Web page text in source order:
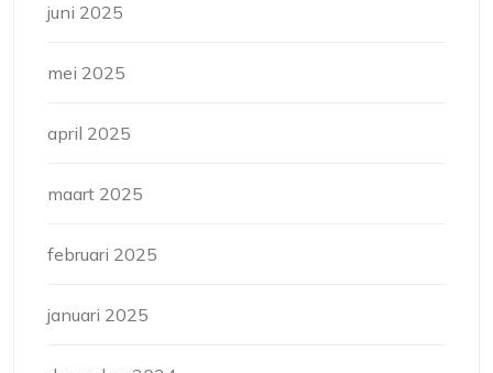
juni 2025
mei 2025
april 2025
maart 2025
februari 2025
januari 2025